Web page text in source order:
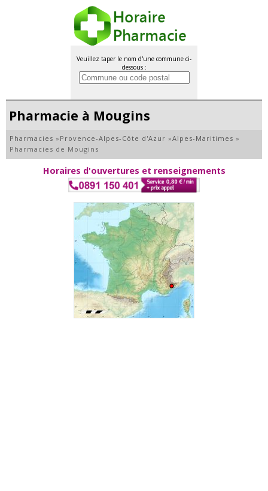
Veuillez taper le nom d'une commune ci-
dessous :
Pharmacie à Mougins
Pharmacies » Provence-Alpes-Côte d'Azur »Alpes-Maritimes »
Pharmacies de Mougins
Horaires d'ouvertures et renseignements